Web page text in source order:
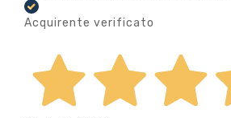
Acquirente verificato